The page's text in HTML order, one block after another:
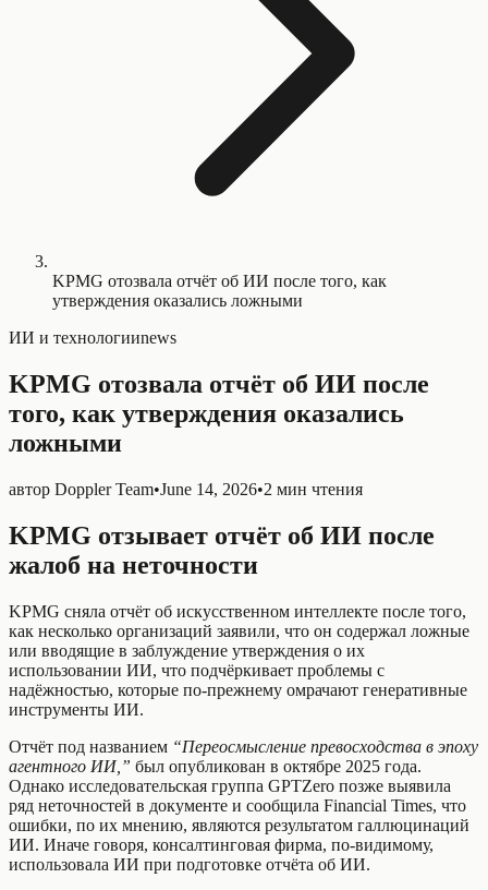
KPMG отозвала отчёт об ИИ после того, как
утверждения оказались ложными
ИИ и технологииnews
KPMG отозвала отчёт об ИИ после
того, как утверждения оказались
ложными
автор Doppler Team•June 14, 2026•2 мин чтения
KPMG отзывает отчёт об ИИ после
жалоб на неточности
KPMG сняла отчёт об искусственном интеллекте после того,
как несколько организаций заявили, что он содержал ложные
или вводящие в заблуждение утверждения о их
использовании ИИ, что подчёркивает проблемы с
надёжностью, которые по‑прежнему омрачают генеративные
инструменты ИИ.
Отчёт под названием “Переосмысление превосходства в эпоху
агентного ИИ,” был опубликован в октябре 2025 года.
Однако исследовательская группа GPTZero позже выявила
ряд неточностей в документе и сообщила Financial Times, что
ошибки, по их мнению, являются результатом галлюцинаций
ИИ. Иначе говоря, консалтинговая фирма, по-видимому,
использовала ИИ при подготовке отчёта об ИИ.